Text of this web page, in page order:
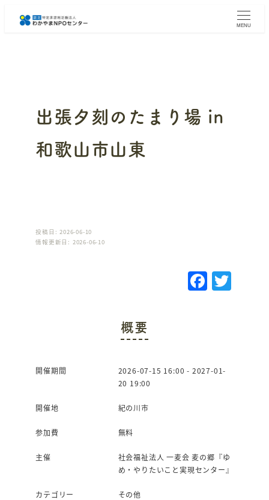
MENU
出張夕刻のたまり場 in
和歌山市山東
投稿日: 2026-06-10
情報更新日: 2026-06-10
F
a
o
T
概要
開催期間
2026-07-15 16:00 - 2027-01-
20 19:00
開催地 紀の川市
参加費 無料
主催
社会福祉法人 一麦会 麦の郷『ゆ
め・やりたいこと実現センター』
カテゴリー
その他